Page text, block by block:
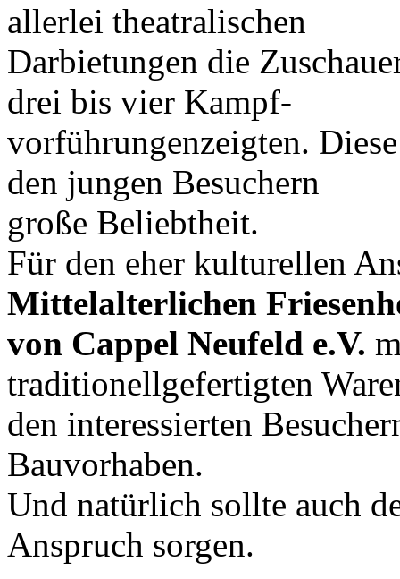
allerlei theatralischen
Darbietungen die
drei bis vier Kampf-
vorführungenzeigten.
den jungen Besuchern
große Beliebtheit.
Für den eher kulturellen
Mittelalterlichen
von Cappel Neufeld e.V.
traditionellgefertigten
den interessierten
Bauvorhaben.
Und natürlich sollte auch
Anspruch sorgen.